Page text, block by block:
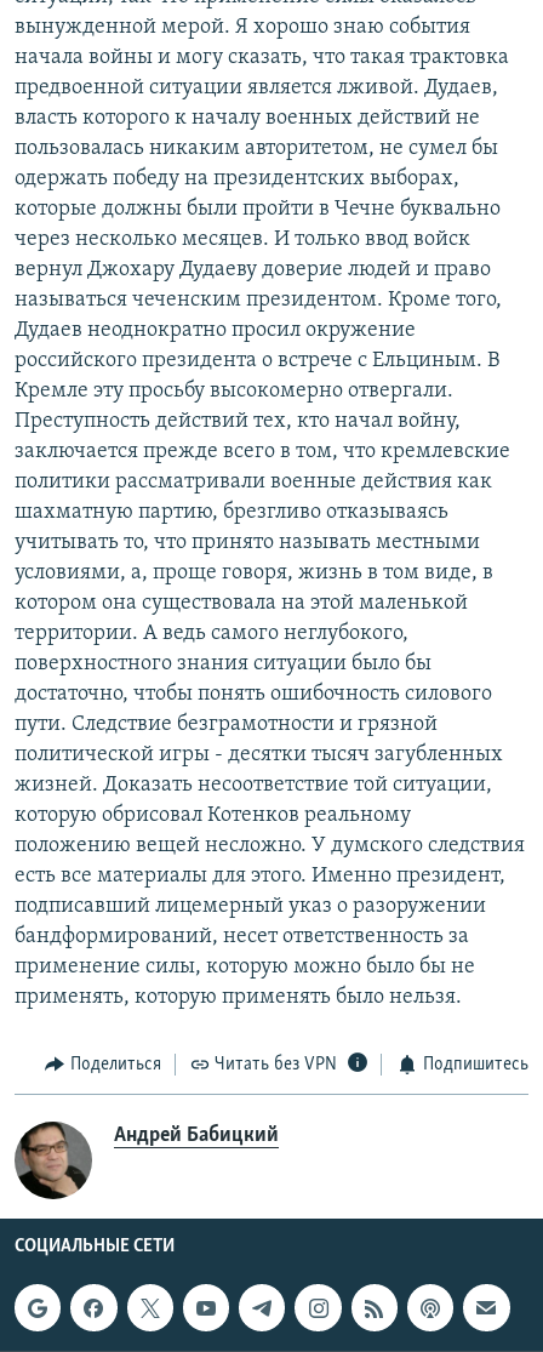
вынужденной мерой. Я хорошо знаю события
начала войны и могу сказать, что такая трактовка
предвоенной ситуации является лживой. Дудаев,
власть которого к началу военных действий не
пользовалась никаким авторитетом, не сумел бы
одержать победу на президентских выборах,
которые должны были пройти в Чечне буквально
через несколько месяцев. И только ввод войск
вернул Джохару Дудаеву доверие людей и право
называться чеченским президентом. Кроме того,
Дудаев неоднократно просил окружение
российского президента о встрече с Ельциным. В
Кремле эту просьбу высокомерно отвергали.
Преступность действий тех, кто начал войну,
заключается прежде всего в том, что кремлевские
политики рассматривали военные действия как
шахматную партию, брезгливо отказываясь
учитывать то, что принято называть местными
условиями, а, проще говоря, жизнь в том виде, в
котором она существовала на этой маленькой
территории. А ведь самого неглубокого,
поверхностного знания ситуации было бы
достаточно, чтобы понять ошибочность силового
пути. Следствие безграмотности и грязной
политической игры - десятки тысяч загубленных
жизней. Доказать несоответствие той ситуации,
которую обрисовал Котенков реальному
положению вещей несложно. У думского следствия
есть все материалы для этого. Именно президент,
подписавший лицемерный указ о разоружении
бандформирований, несет ответственность за
применение силы, которую можно было бы не
применять, которую применять было нельзя.
Поделиться Читать без VPN Подпишитесь
Андрей Бабицкий
СОЦИАЛЬНЫЕ СЕТИ